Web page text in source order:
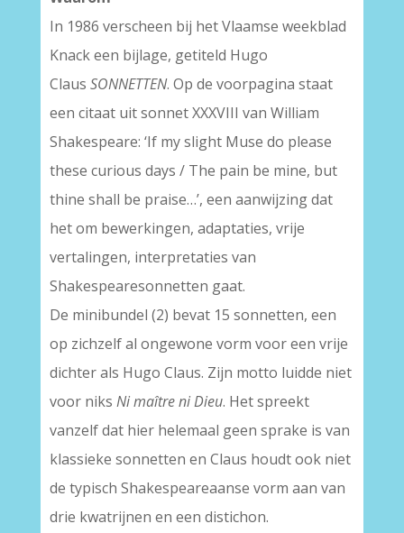
In 1986 verscheen bij het Vlaamse weekblad
Knack een bijlage, getiteld Hugo
Claus SONNETTEN. Op de voorpagina staat
een citaat uit sonnet XXXVIII van William
Shakespeare: ‘If my slight Muse do please
these curious days / The pain be mine, but
thine shall be praise…’, een aanwijzing dat
het om bewerkingen, adaptaties, vrije
vertalingen, interpretaties van
Shakespearesonnetten gaat.
De minibundel (2) bevat 15 sonnetten, een
op zichzelf al ongewone vorm voor een vrije
dichter als Hugo Claus. Zijn motto luidde niet
voor niks Ni maître ni Dieu. Het spreekt
vanzelf dat hier helemaal geen sprake is van
klassieke sonnetten en Claus houdt ook niet
de typisch Shakespeareaanse vorm aan van
drie kwatrijnen en een distichon.